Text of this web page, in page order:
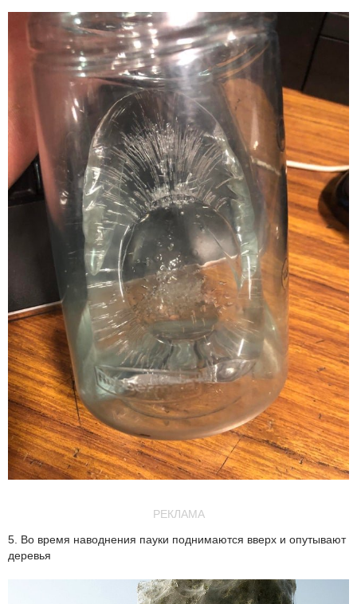
РЕКЛАМА
5. Во время наводнения пауки поднимаются вверх и опутывают
деревья